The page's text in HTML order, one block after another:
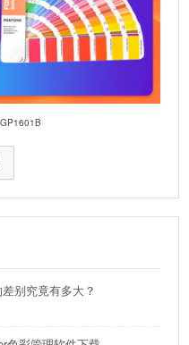
别究竟有多大？